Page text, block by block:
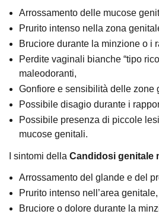
Arrossamento delle mucose
Prurito intenso nella zona
Bruciore durante la minzione o i
Perdite vaginali bianche “tipo
maleodoranti,
Gonfiore e sensibilità delle zone
Possibile disagio durante i
Possibile presenza di piccole
mucose genitali.
I sintomi della Candidosi genitale
Arrossamento del glande e del
Prurito intenso nell’area genitale,
Bruciore o dolore durante la